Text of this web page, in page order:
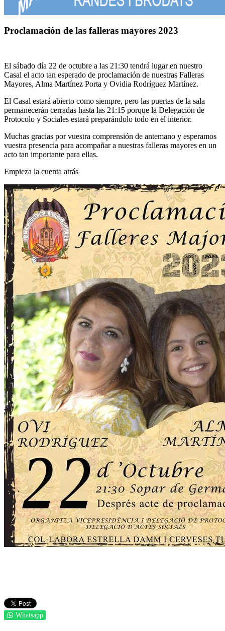
Proclamación de las falleras mayores 2023
El sábado día 22 de octubre a las 21:30 tendrá lugar en nuestro
Casal el acto tan esperado de proclamación de nuestras Falleras
Mayores, Alma Martínez Porta y Ovidia Rodríguez Martínez.
El Casal estará abierto como siempre, pero las puertas de la sala
permanecerán cerradas hasta las 21:15 porque la Delegación de
Protocolo y Sociales estará preparándolo todo en el interior.
Muchas gracias por vuestra comprensión de antemano y esperamos
vuestra presencia para acompañar a nuestras falleras mayores en un
acto tan importante para ellas.
Empieza la cuenta atrás
Whatsapp